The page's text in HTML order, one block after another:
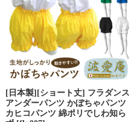
[日本製][ショート丈] フラダンス
アンダーパンツ かぼちゃパンツ
カヒコパンツ 綿ポリでしわ知ら